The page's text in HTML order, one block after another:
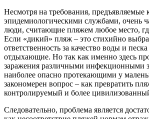
Несмотря на требования, предъявляемые
эпидемиологическими службами, очень
люди, считающие пляжем любое место,
Если «дикий» пляж – это стихийно
ответственность за качество воды и
отдыхающие. Но так как именно здесь
заражения различными инфекционными
наиболее опасно протекающими у
закономерен вопрос – как превратить
контролируемый и более
Следовательно, проблема является